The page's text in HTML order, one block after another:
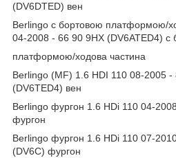
(DV6DTED) вен
Berlingo c бортовою платформою/
04-2008 - 66 90 9HX (DV6ATED4) c
платформою/ходова частина
Berlingo (MF) 1.6 HDI 110 08-2005
(DV6TED4) вен
Berlingo фургон 1.6 HDi 110 04-
фургон
Berlingo фургон 1.6 HDi 110 07-
(DV6C) фургон